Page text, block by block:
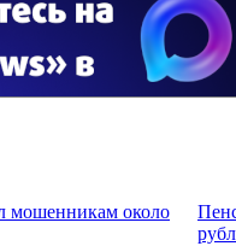
мошенникам около